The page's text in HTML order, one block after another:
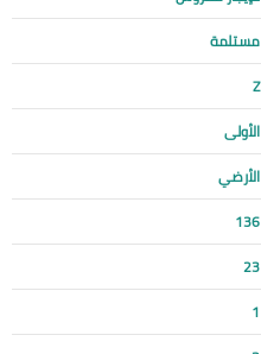
مستلمة
Z
الأولى
الأرضي
136
23
1